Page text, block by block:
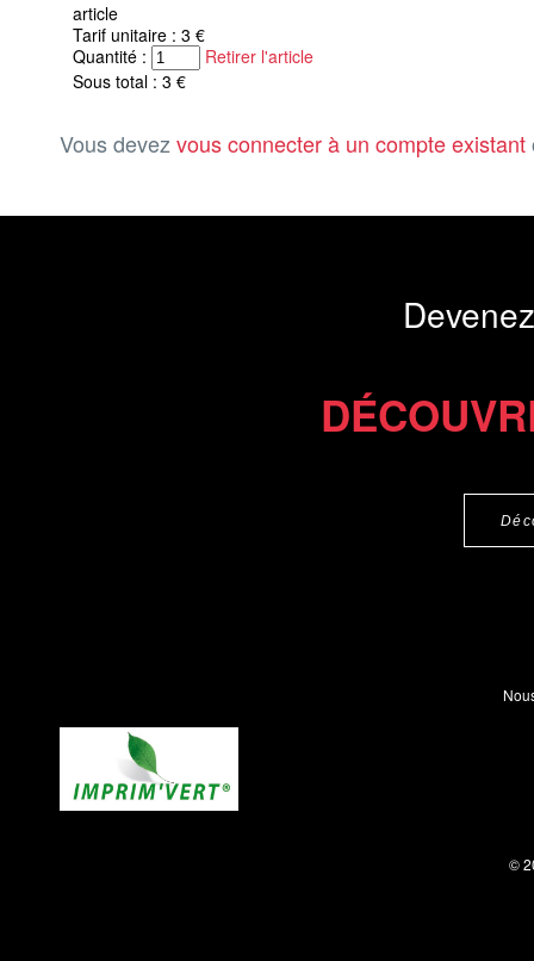
article
Tarif unitaire : 3 €
Quantité :
Retirer l'article
Sous total : 3 €
Vous devez vous connecter à un compte existant
©